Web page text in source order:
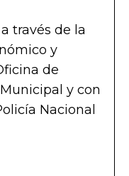
través de la
y
de
y con
Nacional